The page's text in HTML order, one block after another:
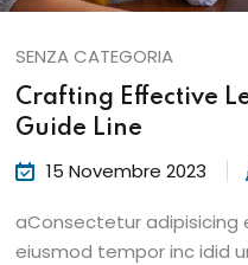
SENZA CATEGORIA
Crafting Effective
Guide Line
15 Novembre 2023
aConsectetur adipisicing
eiusmod tempor inc idid